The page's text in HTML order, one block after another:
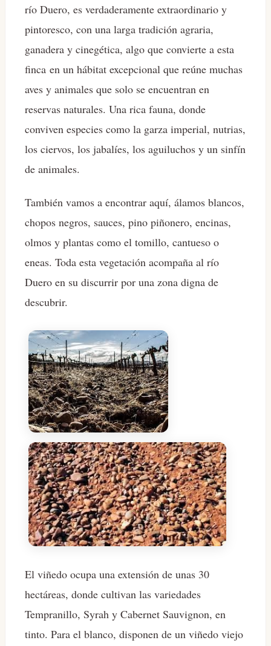
río Duero, es verdaderamente extraordinario y
pintoresco, con una larga tradición agraria,
ganadera y cinegética, algo que convierte a esta
finca en un hábitat excepcional que reúne muchas
aves y animales que solo se encuentran en
reservas naturales. Una rica fauna, donde
conviven especies como la garza imperial, nutrias,
los ciervos, los jabalíes, los aguiluchos y un sinfín
de animales.
También vamos a encontrar aquí, álamos blancos,
chopos negros, sauces, pino piñonero, encinas,
olmos y plantas como el tomillo, cantueso o
eneas. Toda esta vegetación acompaña al río
Duero en su discurrir por una zona digna de
descubrir.
El viñedo ocupa una extensión de unas 30
hectáreas, donde cultivan las variedades
Tempranillo, Syrah y Cabernet Sauvignon, en
tinto. Para el blanco, disponen de un viñedo viejo